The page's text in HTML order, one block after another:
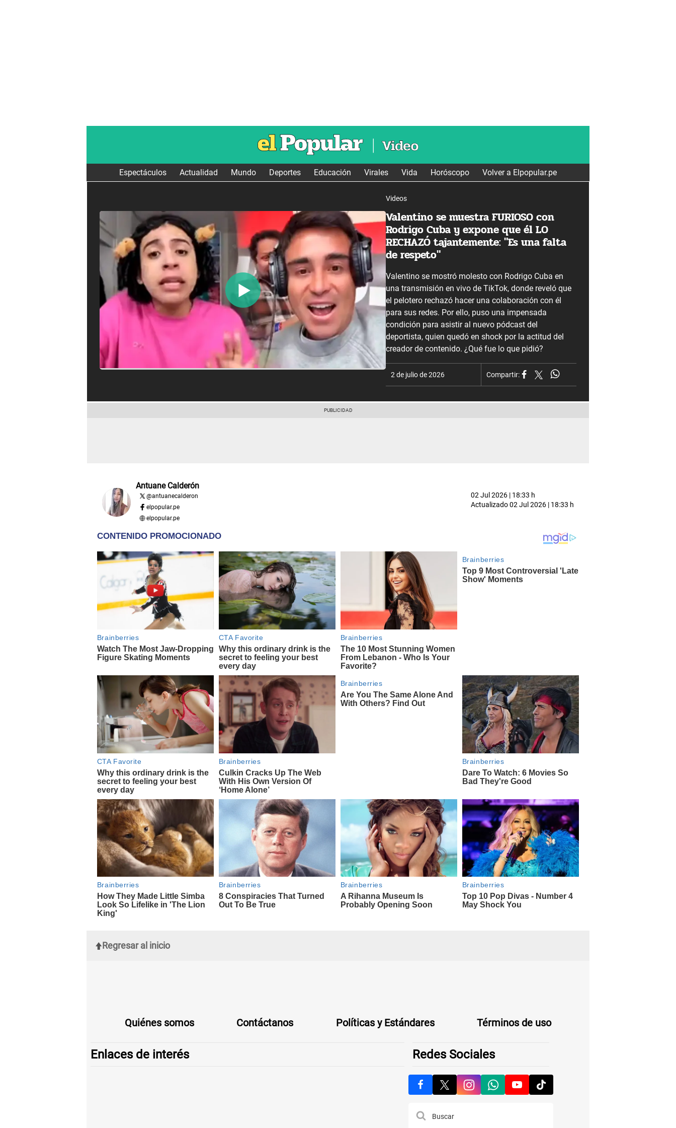
Espectáculos Actualidad Mundo Deportes Educación Virales Vida Horóscopo Volver a Elpopular.pe
Videos
Valentino se muestra FURIOSO con
Rodrigo Cuba y expone que él LO
RECHAZÓ tajantemente: "Es una falta
de respeto"
Valentino se mostró molesto con Rodrigo Cuba en
una transmisión en vivo de TikTok, donde reveló que
el pelotero rechazó hacer una colaboración con él
para sus redes. Por ello, puso una impensada
condición para asistir al nuevo pódcast del
deportista, quien quedó en shock por la actitud del
creador de contenido. ¿Qué fue lo que pidió?
2 de julio de 2026 Compartir:
Antuane Calderón
@antuanecalderon
elpopular.pe
elpopular.pe
02 Jul 2026 | 18:33 h
Actualizado02 Jul 2026 | 18:33 h
Regresar al inicio
Quiénes somos Contáctanos Políticas y Estándares Términos de uso
Enlaces de interés Redes Sociales